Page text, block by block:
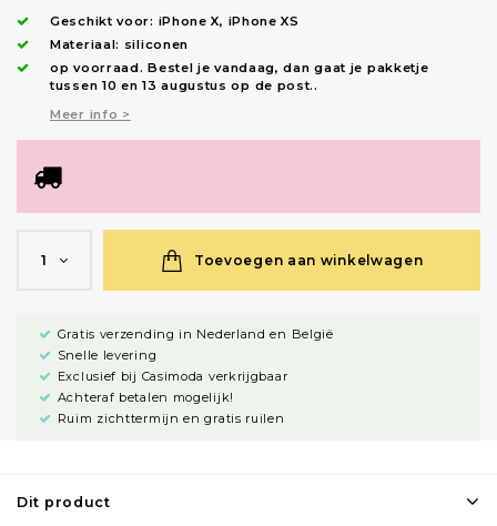
Geschikt voor: iPhone X, iPhone XS
Materiaal: siliconen
op voorraad.Bestel je vandaag, dan gaat je pakketje
tussen 10 en 13 augustus op de post..
Meer info >
1 Toevoegen aan winkelwagen
Gratis verzending in Nederland en België
Snelle levering
Exclusief bij Casimoda verkrijgbaar
Achteraf betalen mogelijk!
Ruim zichttermijn en gratis ruilen
Dit product